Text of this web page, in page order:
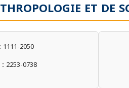
ET DE
1111-2050
: 2253-0738